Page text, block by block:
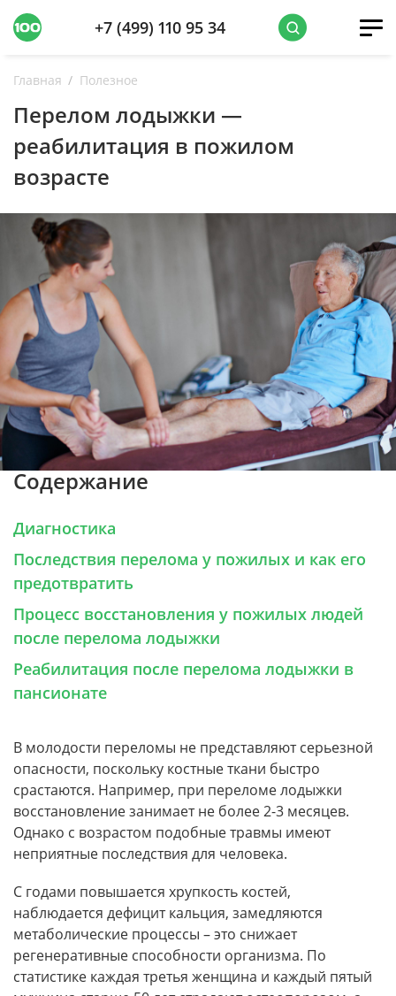
+7 (499) 110 95 34
Главная Полезное
Перелом лодыжки —
реабилитация в пожилом
возрасте
Содержание
Диагностика
Последствия перелома у пожилых и как его
предотвратить
Процесс восстановления у пожилых людей
после перелома лодыжки
Реабилитация после перелома лодыжки в
пансионате
В молодости переломы не представляют серьезной
опасности, поскольку костные ткани быстро
срастаются. Например, при переломе лодыжки
восстановление занимает не более 2-3 месяцев.
Однако с возрастом подобные травмы имеют
неприятные последствия для человека.
С годами повышается хрупкость костей,
наблюдается дефицит кальция, замедляются
метаболические процессы – это снижает
регенеративные способности организма. По
статистике каждая третья женщина и каждый пятый